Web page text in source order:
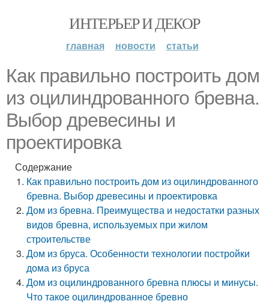
ИНТЕРЬЕР И ДЕКОР
главная новости статьи
Как правильно построить дом
из оцилиндрованного бревна.
Выбор древесины и
проектировка
Содержание
Как правильно построить дом из оцилиндрованного
бревна. Выбор древесины и проектировка
Дом из бревна. Преимущества и недостатки разных
видов бревна, используемых при жилом
строительстве
Дом из бруса. Особенности технологии постройки
дома из бруса
Дом из оцилиндрованного бревна плюсы и минусы.
Что такое оцилиндрованное бревно